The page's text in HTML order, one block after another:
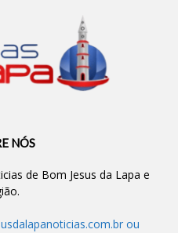
NÓS
de Bom Jesus da Lapa e
ou